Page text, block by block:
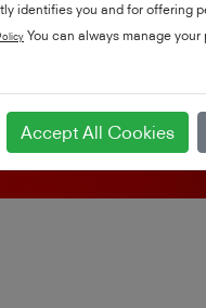
identifies you and for offering
You can always manage
Accept All Cookies